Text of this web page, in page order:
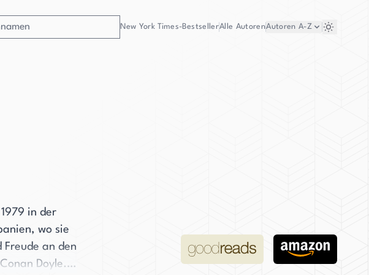
New York Times-BestsellerAlle AutorenAutoren A-Z
in der
wo sie
an den
Doyle.